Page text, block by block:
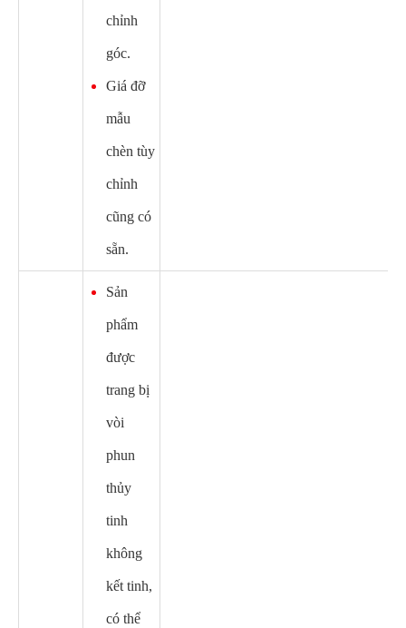
chỉnh
góc.
Giá đỡ
mẫu
chèn tùy
chỉnh
cũng có
sẵn.
Sản
phẩm
được
trang bị
vòi
phun
thủy
tinh
không
kết tinh,
có thể